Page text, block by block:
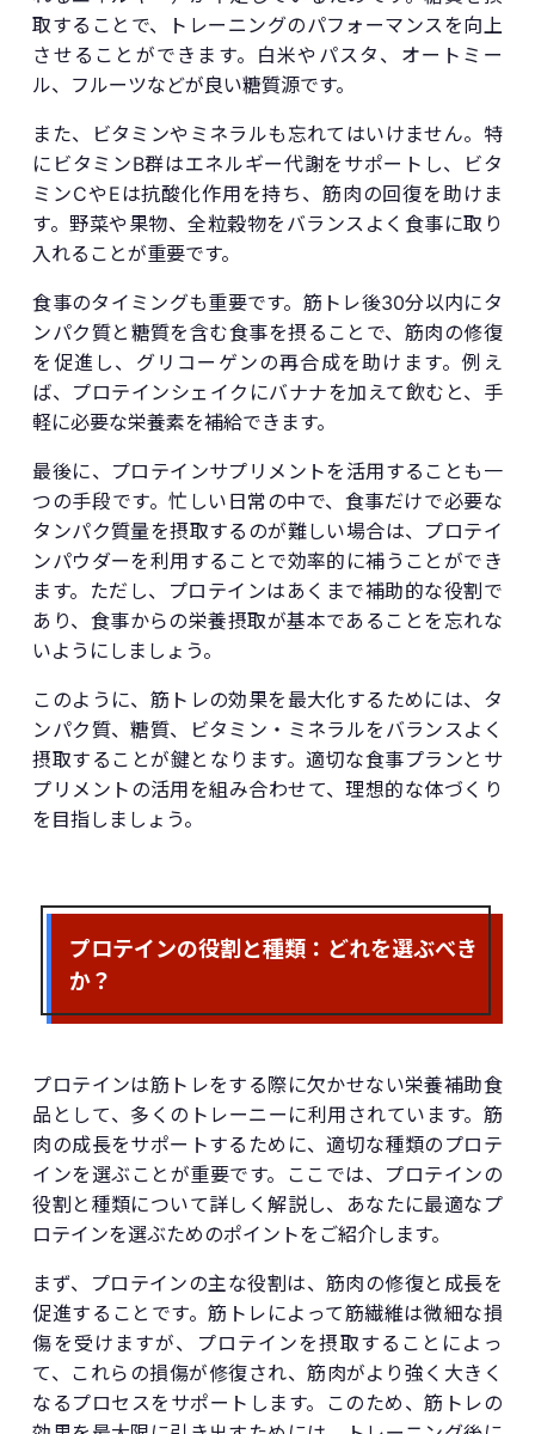
取することで、トレーニングのパフォーマンスを向上
させることができます。白米やパスタ、オートミー
ル、フルーツなどが良い糖質源です。
また、ビタミンやミネラルも忘れてはいけません。特
にビタミンB群はエネルギー代謝をサポートし、ビタ
ミンCやEは抗酸化作用を持ち、筋肉の回復を助けま
す。野菜や果物、全粒穀物をバランスよく食事に取り
入れることが重要です。
食事のタイミングも重要です。筋トレ後30分以内にタ
ンパク質と糖質を含む食事を摂ることで、筋肉の修復
を促進し、グリコーゲンの再合成を助けます。例え
ば、プロテインシェイクにバナナを加えて飲むと、手
軽に必要な栄養素を補給できます。
最後に、プロテインサプリメントを活用することも一
つの手段です。忙しい日常の中で、食事だけで必要な
タンパク質量を摂取するのが難しい場合は、プロテイ
ンパウダーを利用することで効率的に補うことができ
ます。ただし、プロテインはあくまで補助的な役割で
あり、食事からの栄養摂取が基本であることを忘れな
いようにしましょう。
このように、筋トレの効果を最大化するためには、タ
ンパク質、糖質、ビタミン・ミネラルをバランスよく
摂取することが鍵となります。適切な食事プランとサ
プリメントの活用を組み合わせて、理想的な体づくり
を目指しましょう。
プロテインの役割と種類：どれを選ぶべき
か？
プロテインは筋トレをする際に欠かせない栄養補助食
品として、多くのトレーニーに利用されています。筋
肉の成長をサポートするために、適切な種類のプロテ
インを選ぶことが重要です。ここでは、プロテインの
役割と種類について詳しく解説し、あなたに最適なプ
ロテインを選ぶためのポイントをご紹介します。
まず、プロテインの主な役割は、筋肉の修復と成長を
促進することです。筋トレによって筋繊維は微細な損
傷を受けますが、プロテインを摂取することによっ
て、これらの損傷が修復され、筋肉がより強く大きく
なるプロセスをサポートします。このため、筋トレの